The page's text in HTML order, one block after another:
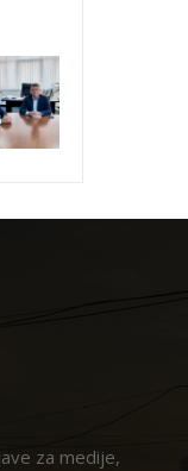
za medije,